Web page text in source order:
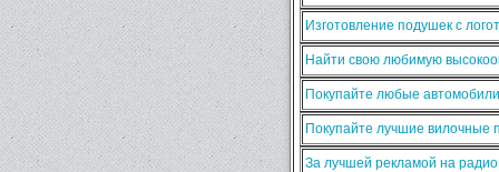
Изготовление подушек с
Найти свою любимую
Покупайте любые
Покупайте лучшие вилочные
За лучшей рекламой на